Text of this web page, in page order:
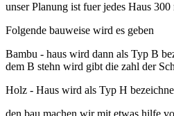
unser Planung ist fuer jedes Haus
Folgende bauweise wird es geben
Bambu - haus wird dann als Typ B
dem B stehn wird gibt die zahl der
Holz - Haus wird als Typ H